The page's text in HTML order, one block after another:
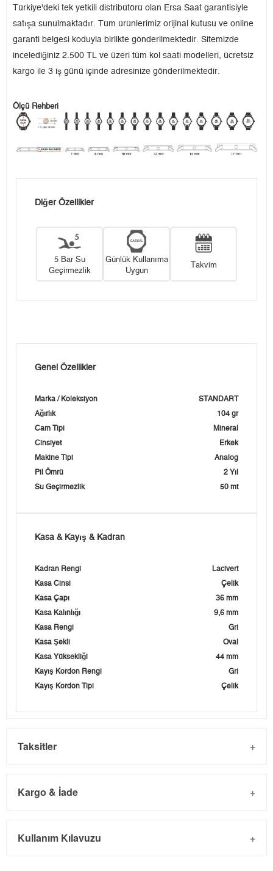
Türkiye'deki tek yetkili distribütörü olan Ersa Saat garantisiyle
satışa sunulmaktadır. Tüm ürünlerimiz orijinal kutusu ve online
garanti belgesi koduyla birlikte gönderilmektedir. Sitemizde
incelediğiniz 2.500 TL ve üzeri tüm kol saati modelleri, ücretsiz
kargo ile 3 iş günü içinde adresinize gönderilmektedir.
Ölçü Rehberi
Diğer Özellikler
5 Bar Su
Geçirmezlik
Günlük Kullanıma
Uygun
Takvim
Genel Özellikler
Marka / Koleksiyon
STANDART
Ağırlık
104 gr
Cam Tipi
Mineral
Cinsiyet
Erkek
Makine Tipi
Analog
Pil Ömrü
2 Yıl
Su Geçirmezlik
50 mt
Kasa & Kayış & Kadran
Kadran Rengi
Lacivert
Kasa Cinsi
Çelik
Kasa Çapı
36 mm
Kasa Kalınlığı
9,6 mm
Kasa Rengi
Gri
Kasa Şekli
Oval
Kasa Yüksekliği
44 mm
Kayış Kordon Rengi
Gri
Kayış Kordon Tipi
Çelik
Taksitler
Kargo & İade
Kullanım Kılavuzu